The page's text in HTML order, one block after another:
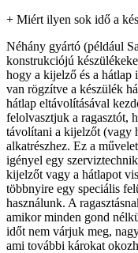
+ Miért ilyen sok idő a
Néhány gyártó (például
konstrukciójú
hogy a kijelző és a hátlap
van rögzítve a készülék
hátlap eltávolításával
felolvasztjuk a ragasztót,
távolítani a kijelzőt (vagy
alkatrészhez. Ez a
igényel egy
kijelzőt vagy a hátlapot
többnyire egy speciális
használunk. A
amikor minden gond
időt nem várjuk meg,
ami további károkat